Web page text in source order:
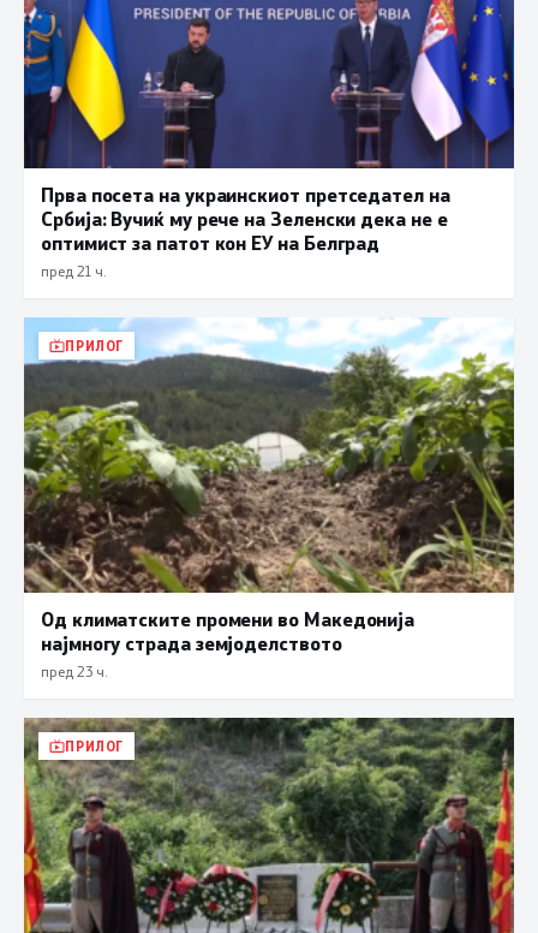
Прва посета на украинскиот претседател на
Србија: Вучиќ му рече на Зеленски дека не е
оптимист за патот кон ЕУ на Белград
пред 21 ч.
ПРИЛОГ
Од климатските промени во Македонија
најмногу страда земјоделството
пред 23 ч.
ПРИЛОГ